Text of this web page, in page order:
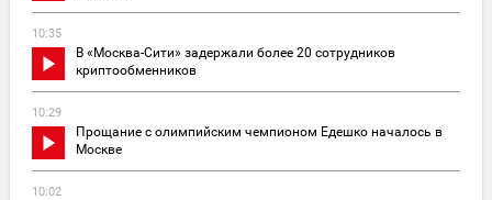
10:35
В «Москва-Сити» задержали более 20 сотрудников
криптообменников
10:29
Прощание с олимпийским чемпионом Едешко началось в
Москве
10:02